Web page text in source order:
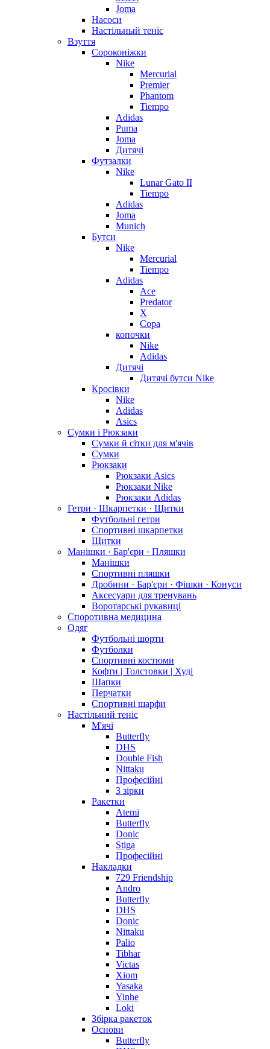
Joma
Насоси
Настільный теніс
Взуття
Сороконіжки
Nike
Mercurial
Premier
Phantom
Tiempo
Adidas
Puma
Joma
Дитячі
Футзалки
Nike
Lunar Gato II
Tiempo
Adidas
Joma
Munich
Бутси
Nike
Mercurial
Tiempo
Adidas
Ace
Predator
X
Copa
копочки
Nike
Adidas
Дитячі
Дитячі бутси Nike
Кросівки
Nike
Adidas
Asics
Сумки і Рюкзаки
Сумки й сітки для м'ячів
Сумки
Рюкзаки
Рюкзаки Asics
Рюкзаки Nike
Рюкзаки Adidas
Гетри · Шкарпетки · Щитки
Футбольні гетри
Спортивні шкарпетки
Щитки
Манішки · Бар'єри · Пляшки
Манішки
Спортивні пляшки
Дробини · Бар'єри · Фішки · Конуси
Аксесуари для тренувань
Воротарські рукавиці
Споротивна медицина
Одяг
Футбольні шорти
Футболки
Спортивні костюми
Кофти | Толстовки | Худі
Шапки
Перчатки
Спортивні шарфи
Настільний теніс
М'ячі
Butterfly
DHS
Double Fish
Nittaku
Професійні
3 зірки
Ракетки
Atemi
Butterfly
Donic
Stiga
Професійні
Накладки
729 Friendship
Andro
Butterfly
DHS
Donic
Nittaku
Palio
Tibhar
Victas
Xiom
Yasaka
Yinhe
Loki
Збірка ракеток
Основи
Butterfly